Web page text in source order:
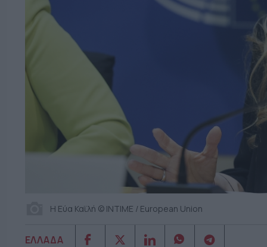
Η Εύα Καϊλή © ΙΝΤΙΜΕ / European Union
ΕΛΛΑΔΑ